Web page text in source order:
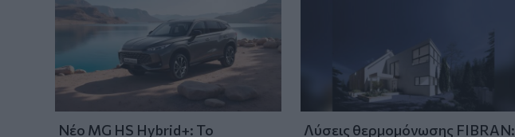
Νέο MG HS Hybrid+: Το
Λύσεις θερμομόνωσης FIBRAN: